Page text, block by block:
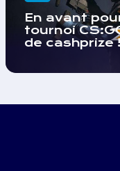
En avant
tournoi
de cashprize